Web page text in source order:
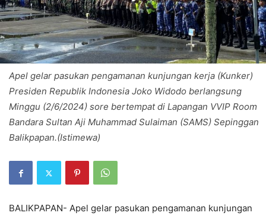
Apel gelar pasukan pengamanan kunjungan kerja (Kunker)
Presiden Republik Indonesia Joko Widodo berlangsung
Minggu (2/6/2024) sore bertempat di Lapangan VVIP Room
Bandara Sultan Aji Muhammad Sulaiman (SAMS) Sepinggan
Balikpapan.(Istimewa)
BALIKPAPAN- Apel gelar pasukan pengamanan kunjungan